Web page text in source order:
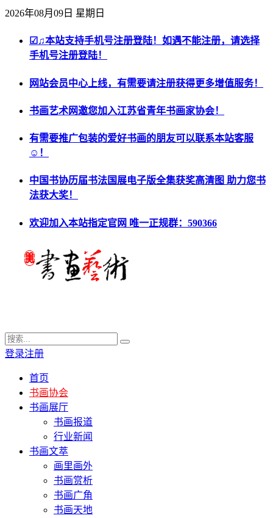
2026年08月09日 星期日
☑♫本站支持手机号注册登陆！如遇不能注册，请选择
手机号注册登陆！
网站会员中心上线，有需要请注册获得更多增值服务！
书画艺术网邀您加入江苏省青年书画家协会！
有需要推广包装的爱好书画的朋友可以联系本站客服
☺！
中国书协历届书法国展电子版全集获奖高清图 助力您书
法获大奖！
欢迎加入本站指定官网 唯一正规群：590366
登录注册
首页
书画协会
书画展厅
书画报道
行业新闻
书画文萃
画里画外
书画赏析
书画广角
书画天地